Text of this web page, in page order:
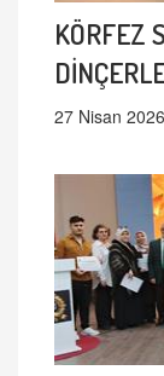
KÖRFEZ
27 Nisan